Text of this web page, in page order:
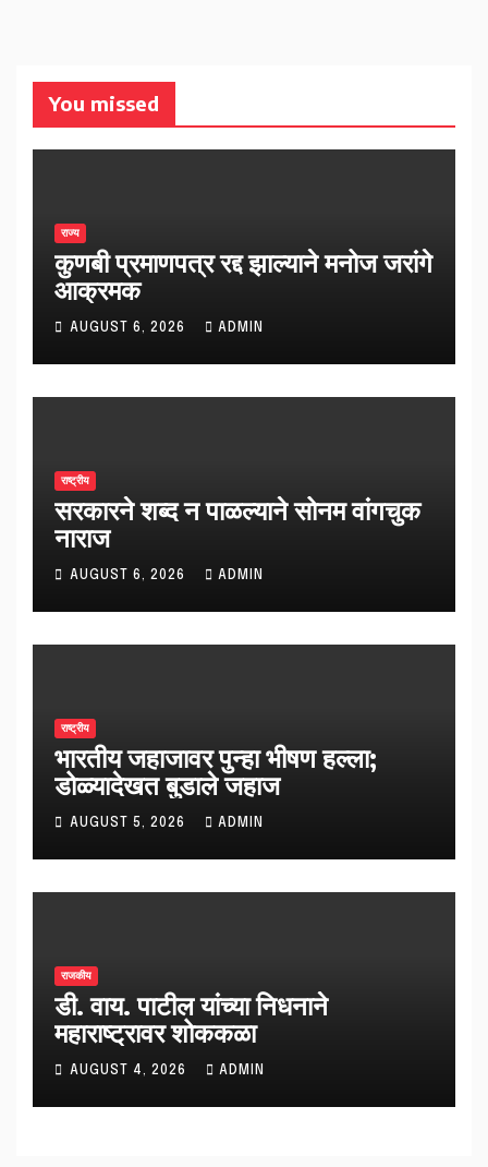
You missed
राज्य
कुणबी प्रमाणपत्र रद्द झाल्याने मनोज जरांगे
आक्रमक
AUGUST 6, 2026 ADMIN
राष्ट्रीय
सरकारने शब्द न पाळल्याने सोनम वांगचुक
नाराज
AUGUST 6, 2026 ADMIN
राष्ट्रीय
भारतीय जहाजावर पुन्हा भीषण हल्ला;
डोळ्यादेखत बुडाले जहाज
AUGUST 5, 2026 ADMIN
राजकीय
डी. वाय. पाटील यांच्या निधनाने
महाराष्ट्रावर शोककळा
AUGUST 4, 2026 ADMIN